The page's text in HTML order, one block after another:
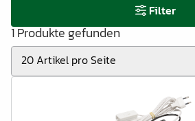
Filter
1 Produkte gefunden